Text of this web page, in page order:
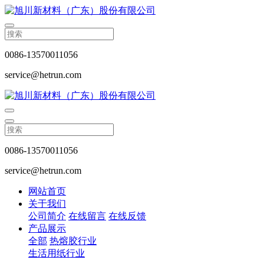
0086-13570011056
service@hetrun.com
0086-13570011056
service@hetrun.com
网站首页
关于我们
公司简介 在线留言 在线反馈
产品展示
全部 热熔胶行业
生活用纸行业